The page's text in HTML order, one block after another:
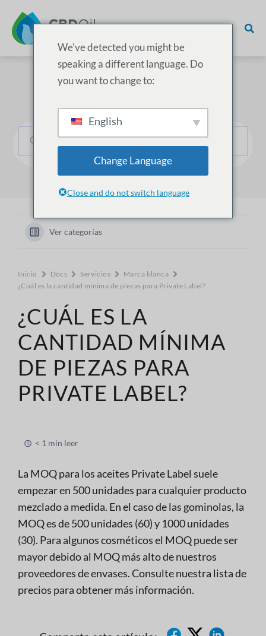
Ver categorías
Inicio Docs Servicios
Marca blanca
¿Cuál es la cantidad mínima de piezas para Private Label?
¿CUÁL ES LA
CANTIDAD MÍNIMA
DE PIEZAS PARA
PRIVATE LABEL?
< 1 min leer
La MOQ para los aceites Private Label suele
empezar en 500 unidades para cualquier producto
mezclado a medida. En el caso de las gominolas, la
MOQ es de 500 unidades (60) y 1000 unidades
(30). Para algunos cosméticos el MOQ puede ser
mayor debido al MOQ más alto de nuestros
proveedores de envases. Consulte nuestra lista de
precios para obtener más información.
We've detected you might be
speaking a different language. Do
you want to change to:
English
Change Language
Close and do not switch language